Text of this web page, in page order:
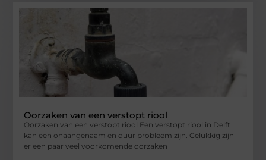
Oorzaken van een verstopt riool
Oorzaken van een verstopt riool Een verstopt riool in Delft
kan een onaangenaam en duur probleem zijn. Gelukkig zijn
er een paar veel voorkomende oorzaken